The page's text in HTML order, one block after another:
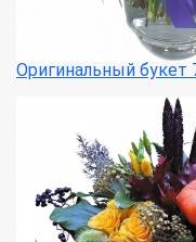
Оригинальный букет